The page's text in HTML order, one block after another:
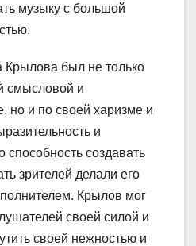
музыку с большой
Крылова был не только
смысловой и
но и по своей харизме и
и
способность создавать
зрителей делали его
Крылов мог
своей силой и
своей нежностью и